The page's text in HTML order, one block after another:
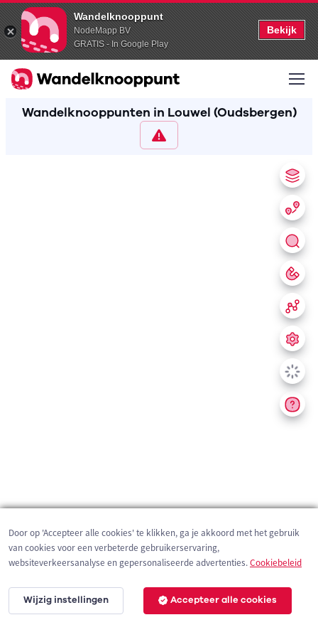
Wandelknooppunt
NodeMapp BV
GRATIS - In Google Play
Bekijk
Wandelknooppunten in Louwel (Oudsbergen)
200 m
Door op 'Accepteer alle cookies' te klikken, ga je akkoord met het gebruik
van cookies voor een verbeterde gebruikerservaring,
websiteverkeersanalyse en gepersonaliseerde advertenties.Cookiebeleid
Wijzig instellingen Accepteer alle cookies